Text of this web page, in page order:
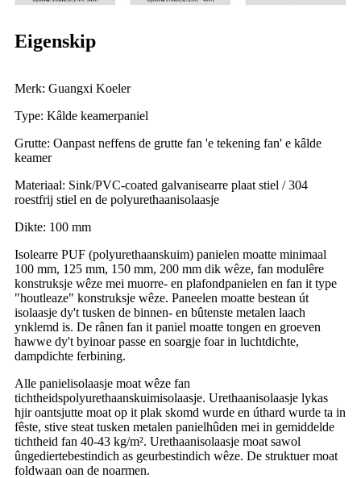
Eigenskip
Merk: Guangxi Koeler
Type: Kâlde keamerpaniel
Grutte: Oanpast neffens de grutte fan 'e tekening fan' e kâlde
keamer
Materiaal: Sink/PVC-coated galvanisearre plaat stiel / 304
roestfrij stiel en de polyurethaanisolaasje
Dikte: 100 mm
Isolearre PUF (polyurethaanskuim) panielen moatte minimaal
100 mm, 125 mm, 150 mm, 200 mm dik wêze, fan modulêre
konstruksje wêze mei muorre- en plafondpanielen en fan it type
"houtleaze" konstruksje wêze. Paneelen moatte bestean út
isolaasje dy't tusken de binnen- en bûtenste metalen laach
ynklemd is. De rânen fan it paniel moatte tongen en groeven
hawwe dy't byinoar passe en soargje foar in luchtdichte,
dampdichte ferbining.
Alle panielisolaasje moat wêze fan
tichtheidspolyurethaanskuimisolaasje. Urethaanisolaasje lykas
hjir oantsjutte moat op it plak skomd wurde en úthard wurde ta in
fêste, stive steat tusken metalen panielhûden mei in gemiddelde
tichtheid fan 40-43 kg/m². Urethaanisolaasje moat sawol
ûngediertebestindich as geurbestindich wêze. De struktuer moat
foldwaan oan de noarmen.